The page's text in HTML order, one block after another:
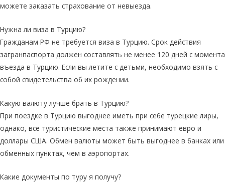
можете заказать страхование от невыезда.
Нужна ли виза в Турцию?
Гражданам РФ не требуется виза в Турцию. Срок действия
загранпаспорта должен составлять не менее 120 дней с момента
въезда в Турцию. Если вы летите с детьми, необходимо взять с
собой свидетельства об их рождении.
Какую валюту лучше брать в Турцию?
При поездке в Турцию выгоднее иметь при себе турецкие лиры,
однако, все туристические места также принимают евро и
доллары США. Обмен валюты может быть выгоднее в банках или
обменных пунктах, чем в аэропортах.
Какие документы по туру я получу?